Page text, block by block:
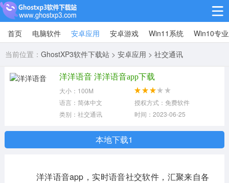
Win10专业版
Win10纯净版
Win11系统
win11下载64位 win11下载32位
安卓游戏
动作射击 经营策略 体育竞技
首页 电脑软件 安卓应用 安卓游戏 Win11系统 Win10专
当前位置： GhostXP3软件下载站 > 安卓应用 > 社交通讯
洋洋语音 洋洋语音app下载
大小：100M
语言：简体中文
授权方式：免费软件
类别：社交通讯
时间：2023-06-25
本地下载1
洋洋语音app，实时语音社交软件，汇聚来自各